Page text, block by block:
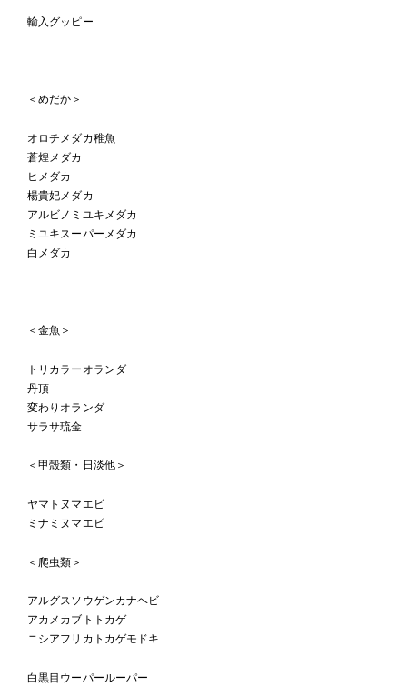
輸入グッピー
＜めだか＞
オロチメダカ稚魚
蒼煌メダカ
ヒメダカ
楊貴妃メダカ
アルビノミユキメダカ
ミユキスーパーメダカ
白メダカ
＜金魚＞
トリカラーオランダ
丹頂
変わりオランダ
サラサ琉金
＜甲殻類・日淡他＞
ヤマトヌマエビ
ミナミヌマエビ
＜爬虫類＞
アルグスソウゲンカナヘビ
アカメカブトトカゲ
ニシアフリカトカゲモドキ
白黒目ウーパールーパー